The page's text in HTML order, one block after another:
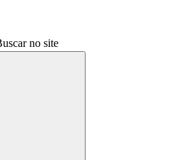
no site